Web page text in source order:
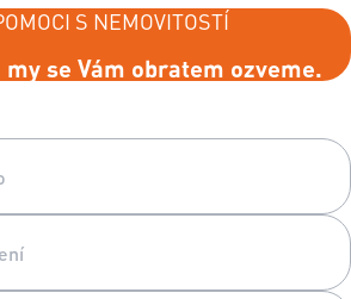
S NEMOVITOSTÍ
se Vám obratem ozveme.